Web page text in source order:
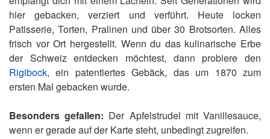
hier gebacken, verziert und verführt. Heute locken
Patisserie, Torten, Pralinen und über 30 Brotsorten. Alles
frisch vor Ort hergestellt. Wenn du das kulinarische Erbe
der Schweiz entdecken möchtest, dann probiere den
Rigibock, ein patentiertes Gebäck, das um 1870 zum
ersten Mal gebacken wurde.
Besonders gefallen: Der Apfelstrudel mit Vanillesauce,
wenn er gerade auf der Karte steht, unbedingt zugreifen.